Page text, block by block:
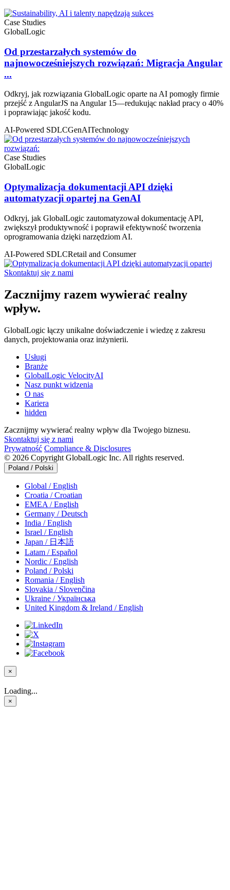
Case Studies
GlobalLogic
Od przestarzałych systemów do
najnowocześniejszych rozwiązań: Migracja Angular
...
Odkryj, jak rozwiązania GlobalLogic oparte na AI pomogły firmie
przejść z AngularJS na Angular 15—redukując nakład pracy o 40%
i poprawiając jakość kodu.
AI-Powered SDLCGenAITechnology
Case Studies
GlobalLogic
Optymalizacja dokumentacji API dzięki
automatyzacji opartej na GenAI
Odkryj, jak GlobalLogic zautomatyzował dokumentację API,
zwiększył produktywność i poprawił efektywność tworzenia
oprogramowania dzięki narzędziom AI.
AI-Powered SDLCRetail and Consumer
Skontaktuj się z nami
Zacznijmy razem wywierać realny
wpływ.
GlobalLogic łączy unikalne doświadczenie i wiedzę z zakresu
danych, projektowania oraz inżynierii.
Usługi
Branże
GlobalLogic VelocityAI
Nasz punkt widzenia
O nas
Kariera
hidden
Zacznijmy wywierać realny wpływ dla Twojego biznesu.
Skontaktuj się z nami
Prywatność Compliance & Disclosures
© 2026 Copyright GlobalLogic Inc. All rights reserved.
Poland / Polski
Global / English
Croatia / Croatian
EMEA / English
Germany / Deutsch
India / English
Israel / English
Japan / 日本語
Latam / Español
Nordic / English
Poland / Polski
Romania / English
Slovakia / Slovenčina
Ukraine / Українська
United Kingdom & Ireland / English
×
Loading...
×